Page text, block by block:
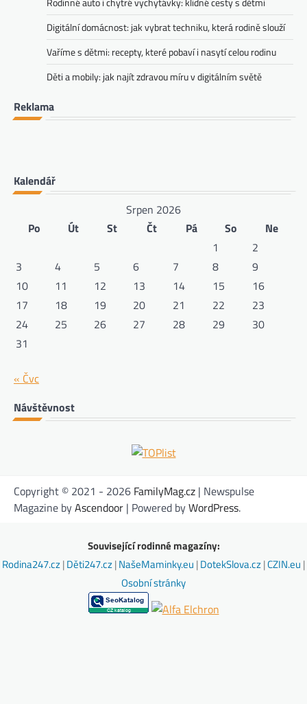
Digitální domácnost: jak vybrat techniku, která rodině slouží
Vaříme s dětmi: recepty, které pobaví i nasytí celou rodinu
Děti a mobily: jak najít zdravou míru v digitálním světě
Reklama
Kalendář
Srpen 2026
Po
Út St Čt Pá So
Ne
1
2
3
4 5 6 7 8
9
10
11 12 13 14 15
16
17
18 19 20 21 22
23
24
25 26 27 28 29
30
31
« Čvc
Návštěvnost
Copyright © 2021 - 2026 FamilyMag.cz | Newspulse
Magazine byAscendoor | Powered byWordPress.
Související rodinné magazíny:
Rodina247.cz|Děti247.cz|NašeMaminky.eu |DotekSlova.cz|CZIN.eu |
Osobní stránky